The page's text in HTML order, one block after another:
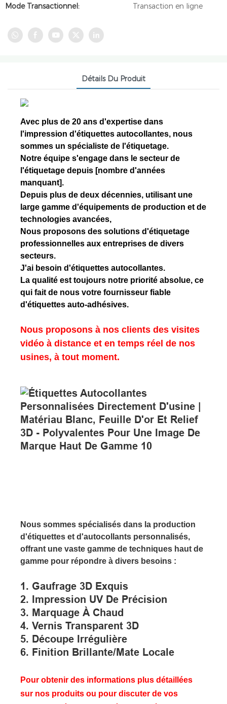
Mode Transactionnel:
Transaction en ligne
Détails Du Produit
Avec plus de 20 ans d'expertise dans
l'impression d'étiquettes autocollantes, nous
sommes un spécialiste de l'étiquetage.
Notre équipe s'engage dans le secteur de
l'étiquetage depuis [nombre d'années
manquant].
Depuis plus de deux décennies, utilisant une
large gamme d'équipements de production et de
technologies avancées,
Nous proposons des solutions d'étiquetage
professionnelles aux entreprises de divers
secteurs.
J'ai besoin d'étiquettes autocollantes.
La qualité est toujours notre priorité absolue, ce
qui fait de nous votre fournisseur fiable
d'étiquettes auto-adhésives.
Nous proposons à nos clients des visites
vidéo à distance et en temps réel de nos
usines, à tout moment.
Nous sommes spécialisés dans la production
d'étiquettes et d'autocollants personnalisés,
offrant une vaste gamme de techniques haut de
gamme pour répondre à divers besoins :
1. Gaufrage 3D Exquis
2. Impression UV De Précision
3. Marquage À Chaud
4. Vernis Transparent 3D
5. Découpe Irrégulière
6. Finition Brillante/mate Locale
Pour obtenir des informations plus détaillées
sur nos produits ou pour discuter de vos